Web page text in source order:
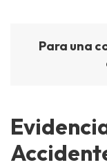
Para una